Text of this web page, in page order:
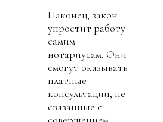
Наконец, закон
упростит работу
самим
нотариусам. Они
смогут оказывать
платные
консультации, не
связанные с